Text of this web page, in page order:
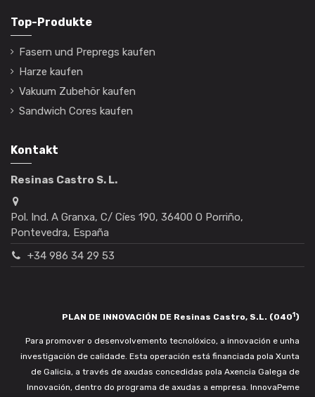
Top-Produkte
Fasern und Prepregs kaufen
Harze kaufen
Vakuum Zubehör kaufen
Sandwich Cores kaufen
Kontakt
Resinas Castro S. L.
Pol. Ind. A Granxa, C/ Cíes 190, 36400 O Porriño,
Pontevedra, España
+34 986 34 29 53
PLAN DE INNOVACIÓN DE Resinas Castro, S.L. (0401)
Para promover o desenvolvemento tecnolóxico, a innovación e unha
investigación de calidade. Esta operación está financiada pola Xunta
de Galicia, a través de axudas concedidas pola Axencia Galega de
Innovación, dentro do programa de axudas a empresa. InnovaPeme